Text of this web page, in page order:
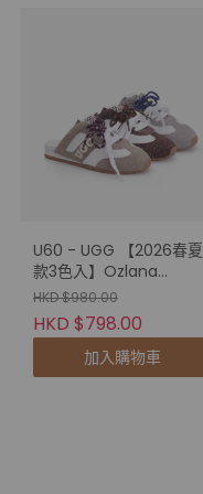
U60 - UGG 【2026春夏
款3色入】Ozlana
Harrington Panel Mule
Slipper (OZ7005)
HKD $980.00
HKD $798.00
加入購物車